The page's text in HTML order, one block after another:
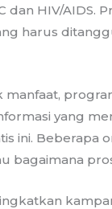
HIV/AIDS.
harus
yang
ini. Beberapa
bagaimana